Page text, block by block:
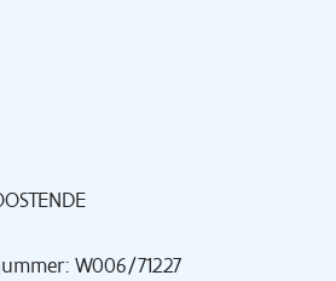
W006/71227